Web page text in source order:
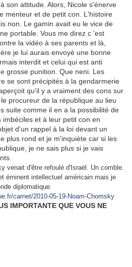
son attitude. Alors, Nicole s'énerve
menteur et de petit con. L'histoire
non. Le gamin avait eu le vice de
portable. Vous me direz c 'est
la vidéo à ses parents et là,
je lui aurais envoyé une bonne
interdit et celui qui est anti
grosse punition. Que neni. Les
se sont précipités à la gendarmerie
qu'il y a vraiment des cons sur
procureur de la république au lieu
suite comme il en a la possibilité de
et à leur petit con en
d'un rappel à la loi devant un
plus rond et je m'inquiète car si les
je ne sais plus si je vais
venait d'être refoulé d'Israël. Un comble.
éminent intellectuel américain mais je
diplomatique.
carnet/2010-05-19-Noam-Chomsky
IMPORTANTE QUE VOUS NE